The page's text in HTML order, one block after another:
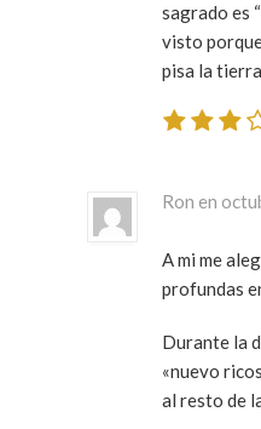
sagrado es
visto
pisa la
Ron en
A mi me
profundas
Durante la
«nuevo
al resto de